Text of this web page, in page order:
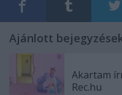
Ajánlott
Akartam
Rec.hu